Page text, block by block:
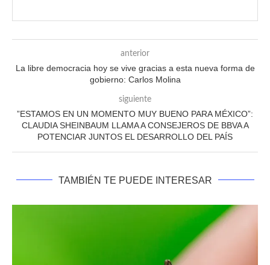
anterior
La libre democracia hoy se vive gracias a esta nueva forma de
gobierno: Carlos Molina
siguiente
”ESTAMOS EN UN MOMENTO MUY BUENO PARA MÉXICO”:
CLAUDIA SHEINBAUM LLAMA A CONSEJEROS DE BBVA A
POTENCIAR JUNTOS EL DESARROLLO DEL PAÍS
TAMBIÉN TE PUEDE INTERESAR